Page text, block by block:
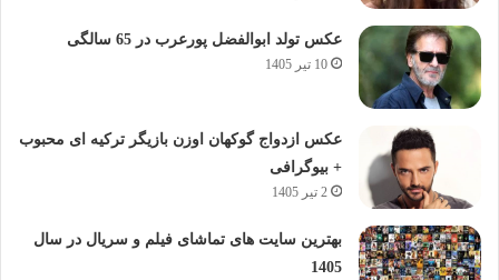
عکس تولد ابوالفضل پورعرب در 65 سالگی
10 تیر 1405
عکس ازدواج گوکهان اوزن بازیگر ترکیه ای محبوب
+ بیوگرافی
2 تیر 1405
بهترین سایت های تماشای فیلم و سریال در سال
1405